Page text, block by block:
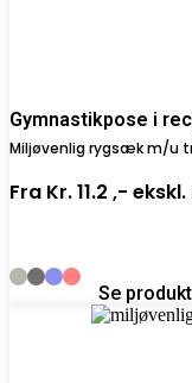
Gymnastikpose i
Miljøvenlig rygsæk m/u
Fra Kr. 11.2 ,-
Se produkt